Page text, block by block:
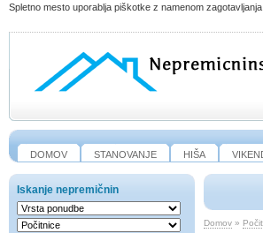
Spletno mesto uporablja piškotke z namenom
DOMOV STANOVANJE HIŠA
Iskanje nepremičnin
Domov »